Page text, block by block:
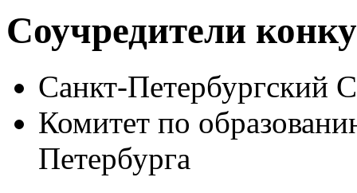
Соучредители
Санкт-Петербургский
Комитет по
Петербурга